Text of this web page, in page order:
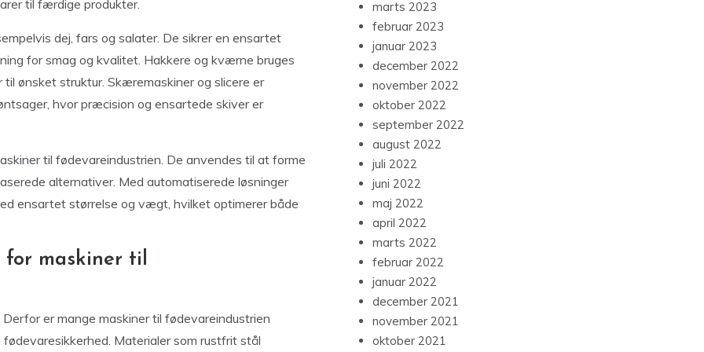
til færdige produkter.
dej, fars og salater. De sikrer en ensartet
for smag og kvalitet. Hakkere og kværne bruges
ønsket struktur. Skæremaskiner og slicere er
hvor præcision og ensartede skiver er
til fødevareindustrien. De anvendes til at forme
alternativer. Med automatiserede løsninger
ensartet størrelse og vægt, hvilket optimerer både
maskiner til
er mange maskiner til fødevareindustrien
Materialer som rustfrit stål
marts 2023
februar 2023
januar 2023
december 2022
november 2022
oktober 2022
september 2022
august 2022
juli 2022
juni 2022
maj 2022
april 2022
marts 2022
februar 2022
januar 2022
december 2021
november 2021
oktober 2021